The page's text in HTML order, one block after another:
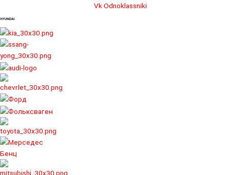
к
содержимому
Vk Odnoklassniki